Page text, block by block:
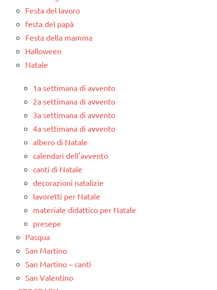
Festa del lavoro
festa del papà
Festa della mamma
Halloween
Natale
1a settimana di avvento
2a settimana di avvento
3a settimana di avvento
4a settimana di avvento
albero di Natale
calendari dell'avvento
canti di Natale
decorazioni natalizie
lavoretti per Natale
materiale didattico per Natale
presepe
Pasqua
San Martino
San Martino – canti
San Valentino